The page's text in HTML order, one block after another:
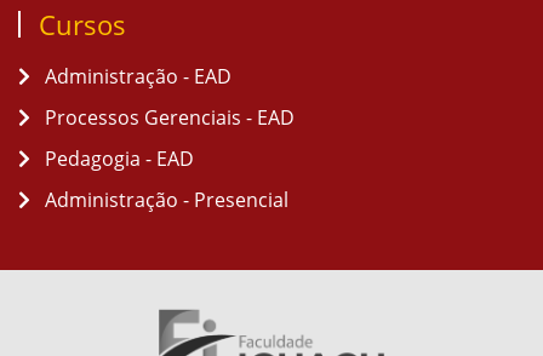
Cursos
Administração - EAD
Processos Gerenciais - EAD
Pedagogia - EAD
Administração - Presencial